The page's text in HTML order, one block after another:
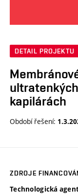
DETAIL PROJEKTU
kapilárách
Období řešení:
ZDROJE
Technologická